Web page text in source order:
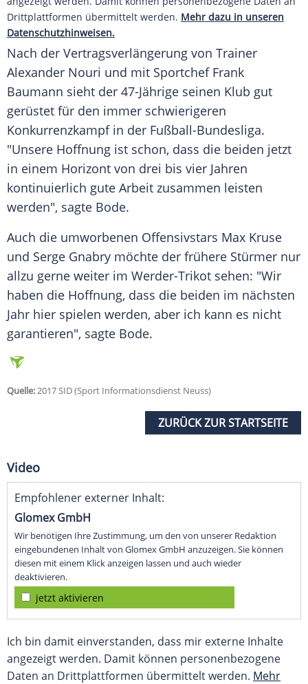
Drittplattformen übermittelt werden. Mehr dazu in unseren
Datenschutzhinweisen.
Nach der Vertragsverlängerung von Trainer
Alexander Nouri und mit Sportchef Frank
Baumann sieht der 47-Jährige seinen Klub gut
gerüstet für den immer schwierigeren
Konkurrenzkampf in der Fußball-Bundesliga.
"Unsere Hoffnung ist schon, dass die beiden jetzt
in einem Horizont von drei bis vier Jahren
kontinuierlich gute Arbeit zusammen leisten
werden", sagte Bode.
Auch die umworbenen Offensivstars Max Kruse
und Serge Gnabry möchte der frühere Stürmer nur
allzu gerne weiter im Werder-Trikot sehen: "Wir
haben die Hoffnung, dass die beiden im nächsten
Jahr hier spielen werden, aber ich kann es nicht
garantieren", sagte Bode.
Quelle:2017 SID (Sport Informationsdienst Neuss)
ZURÜCK ZUR STARTSEITE
Video
Empfohlener externer Inhalt:
Glomex GmbH
Wir benötigen Ihre Zustimmung, um den von unserer Redaktion
eingebundenen Inhalt von Glomex GmbH anzuzeigen. Sie können
diesen mit einem Klick anzeigen lassen und auch wieder
deaktivieren.
jetzt aktivieren
Ich bin damit einverstanden, dass mir externe Inhalte
angezeigt werden. Damit können personenbezogene
Daten an Drittplattformen übermittelt werden. Mehr